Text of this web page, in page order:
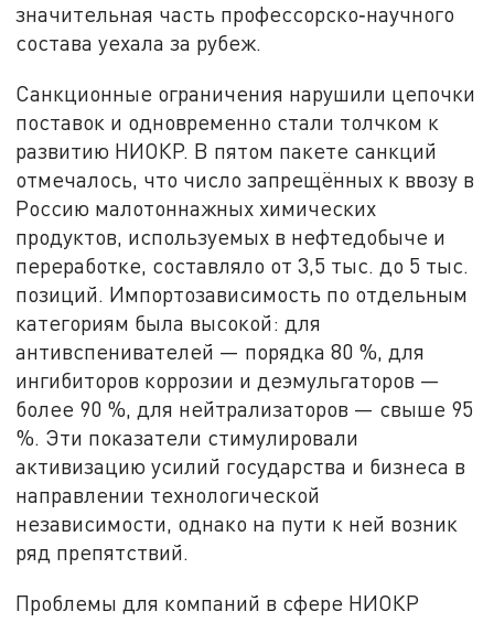
значительная часть профессорско‑научного
состава уехала за рубеж.
Санкционные ограничения нарушили цепочки
поставок и одновременно стали толчком к
развитию НИОКР. В пятом пакете санкций
отмечалось, что число запрещённых к ввозу в
Россию малотоннажных химических
продуктов, используемых в нефтедобыче и
переработке, составляло от 3,5 тыс. до 5 тыс.
позиций. Импортозависимость по отдельным
категориям была высокой: для
антивспенивателей — порядка 80 %, для
ингибиторов коррозии и деэмульгаторов —
более 90 %, для нейтрализаторов — свыше 95
%. Эти показатели стимулировали
активизацию усилий государства и бизнеса в
направлении технологической
независимости, однако на пути к ней возник
ряд препятствий.
Проблемы для компаний в сфере НИОКР